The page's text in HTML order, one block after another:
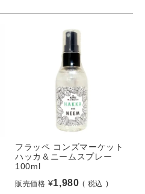
フラッペ コンズマーケット
ハッカ＆ニームスプレー
100ml
販売価格 ¥1,980
税込